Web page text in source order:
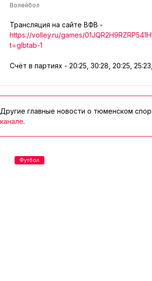
Волейбол
Трансляция на сайте ВФВ -
https://volley.ru/games/
t=glbtab-1
Счёт в партиях - 20:25, 30:28, 20:25, 25:23,
Другие главные новости о тюменском
канале.
Футбол